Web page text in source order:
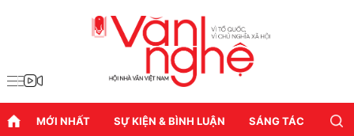
MỚI NHẤT SỰ KIỆN & BÌNH LUẬN SÁNG TÁC